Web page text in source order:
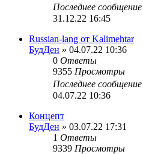
Последнее сообщение
31.12.22 16:45
Russian-lang от Kalimehtar
БудДен » 04.07.22 10:36
0 Ответы
9355 Просмотры
Последнее сообщение
04.07.22 10:36
Концепт
БудДен » 03.07.22 17:31
1 Ответы
9339 Просмотры